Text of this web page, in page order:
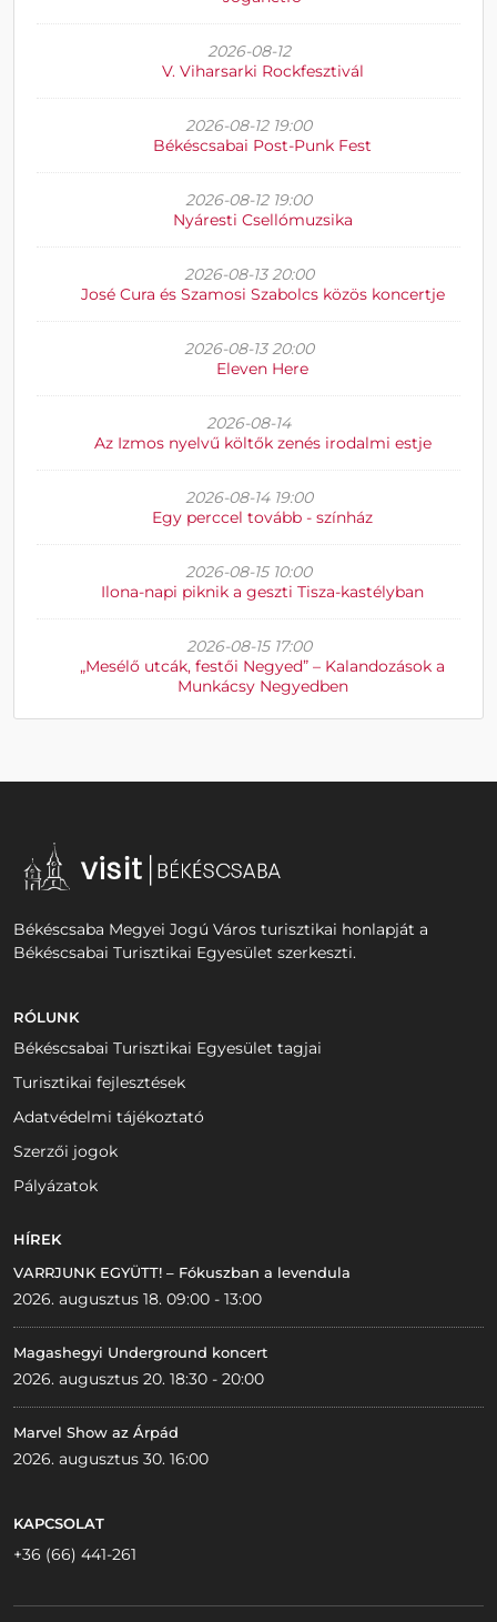
2026-08-12
V. Viharsarki Rockfesztivál
2026-08-12 19:00
Békéscsabai Post-Punk Fest
2026-08-12 19:00
Nyáresti Csellómuzsika
2026-08-13 20:00
José Cura és Szamosi Szabolcs közös koncertje
2026-08-13 20:00
Eleven Here
2026-08-14
Az Izmos nyelvű költők zenés irodalmi estje
2026-08-14 19:00
Egy perccel tovább - színház
2026-08-15 10:00
Ilona-napi piknik a geszti Tisza-kastélyban
2026-08-15 17:00
„Mesélő utcák, festői Negyed” – Kalandozások a
Munkácsy Negyedben
Békéscsaba Megyei Jogú Város turisztikai honlapját a
Békéscsabai Turisztikai Egyesület szerkeszti.
RÓLUNK
Békéscsabai Turisztikai Egyesület tagjai
Turisztikai fejlesztések
Adatvédelmi tájékoztató
Szerzői jogok
Pályázatok
HÍREK
VARRJUNK EGYÜTT! – Fókuszban a levendula
2026. augusztus 18. 09:00 - 13:00
Magashegyi Underground koncert
2026. augusztus 20. 18:30 - 20:00
Marvel Show az Árpád
2026. augusztus 30. 16:00
KAPCSOLAT
+36 (66) 441-261